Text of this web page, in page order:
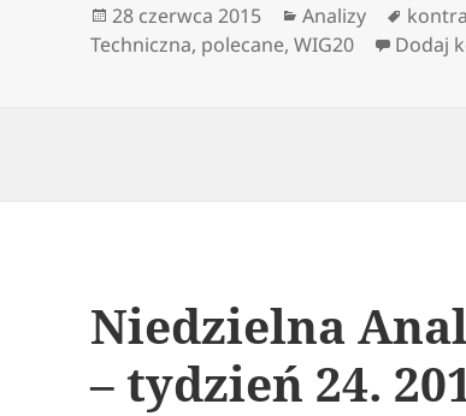
Data
publikacji
28 czerwca 2015 Kategorie
Analizy Tagi
Techniczna, polecane,WIG20 Dodaj
Niedzielna
– tydzień 24.